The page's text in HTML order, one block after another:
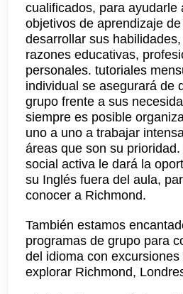
cualificados, para ayudarle
objetivos de aprendizaje
desarrollar sus
razones educativas,
personales. tutoriales
individual se asegurará de
grupo frente a sus
siempre es posible
uno a uno a trabajar
áreas que son su
social activa le dará la
su Inglés fuera del aula,
conocer a Richmond.
También estamos
programas de grupo para
del idioma con
explorar Richmond,